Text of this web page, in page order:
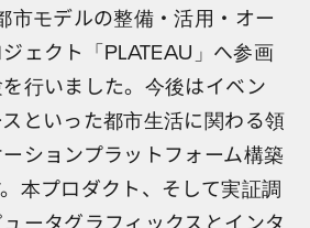
市モデルの整備・活用・オー
ェクト「PLATEAU」へ参画
行いました。今後はイベン
といった都市生活に関わる領
ションプラットフォーム構築
本プロダクト、そして実証調
ータグラフィックスとインタ